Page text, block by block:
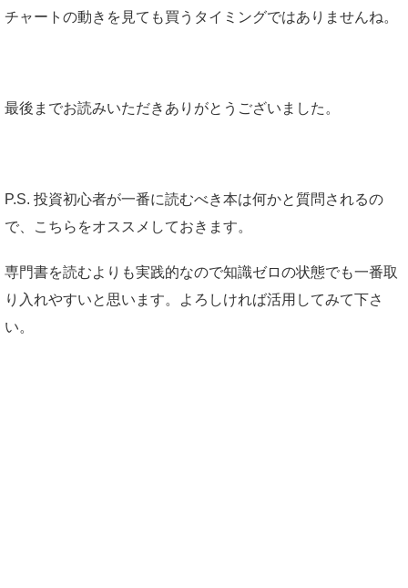
チャートの動きを見ても買うタイミングではありませんね。
最後までお読みいただきありがとうございました。
P.S. 投資初心者が一番に読むべき本は何かと質問されるの
で、こちらをオススメしておきます。
専門書を読むよりも実践的なので知識ゼロの状態でも一番取
り入れやすいと思います。よろしければ活用してみて下さ
い。